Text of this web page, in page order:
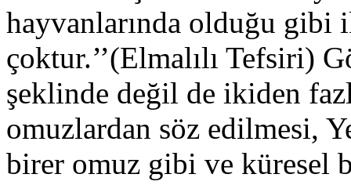
hayvanlarında olduğu gibi
çoktur.’’(Elmalılı Tefsiri)
şeklinde değil de ikiden
omuzlardan söz edilmesi,
birer omuz gibi ve küresel